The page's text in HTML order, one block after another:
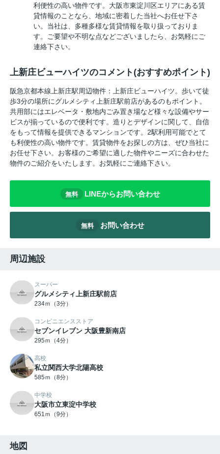
利便性の高い物件です。大阪市東淀川区エリアにある賃
貸情報のことなら、地域に密着した当社へお任せ下さ
い。当社は、多種多様な賃貸情報を取り扱っておりま
す。ご要望や不明な点などございましたら、お気軽にご
連絡下さい。
上新庄ビューハイツのコメント(おすすめポイント)
阪急京都本線上新庄駅周辺物件：上新庄ビューハイツ。歩いて徒
歩3分の場所にグルメシティ上新庄駅前店があるのもポイント。
共用部にはエレベータ・敷地内ごみ置き場など様々な設備やサー
ビスが揃っているので便利です。造りとデザインに関して、自信
をもって情報を提供できるマンションです。2駅利用可能でとて
も利便性の高い物件です。賃貸物件をお探しの方は、ぜひ当社に
お任せ下さい。お客様のご希望に適した物件やニーズに合わせた
物件のご紹介をいたします。お気軽にご連絡下さい。
無料 LINEからお問い合わせ
無料 お問い合わせ
周辺施設
スーパー
グルメシティ上新庄駅前店
234ｍ（3分）
コンビニエンスストア
セブンイレブン 大阪豊新南店
295ｍ（4分）
高校
私立関西大学北陽高校
585ｍ（8分）
中学校
大阪市立東淀中学校
651ｍ（9分）
地図